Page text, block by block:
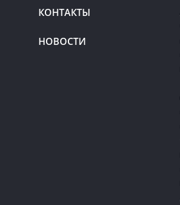
КОНТАКТЫ
НОВОСТИ